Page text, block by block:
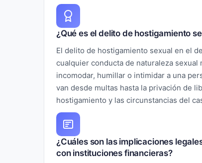
¿Qué es el delito de hostigamiento
El delito de hostigamiento sexual en el
cualquier conducta de naturaleza
incomodar, humillar o intimidar a una
van desde multas hasta la privación de
hostigamiento y las circunstancias del
¿Cuáles son las implicaciones
con instituciones financieras?